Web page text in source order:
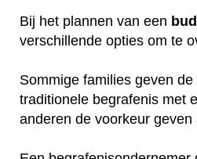
Bij het plannen van een
verschillende opties om te
Sommige families geven
traditionele begrafenis met
anderen de voorkeur